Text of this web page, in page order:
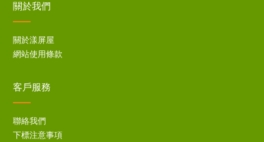
關於我們
關於漾屏屋
網站使用條款
客戶服務
聯絡我們
下標注意事項